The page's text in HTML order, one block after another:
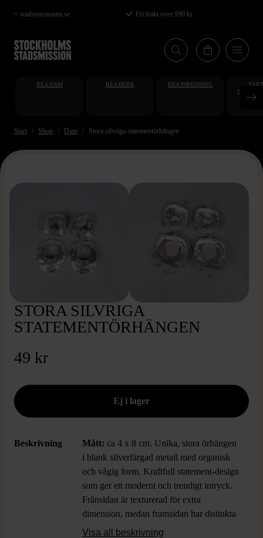
Hoppa
till
huvudinnehåll
< stadsmissionen.se Fri frakt över 990 kr
REA DAM REA HERR REA INREDNING
Start Shop Dam Stora silvriga statementörhängen
STORA SILVRIGA
STATEMENTÖRHÄNGEN
49 kr
Beskrivning Mått: ca 4 x 8 cm. Unika, stora örhängen
i blank silverfärgad metall med organisk
och vågig form. Kraftfull statement-design
som ger ett modernt och trendigt intryck.
Frånsidan är texturerad för extra
dimension, medan framsidan har distinkta
runda spår som fångar ljuset fint. Perfekta
Visa all beskrivning